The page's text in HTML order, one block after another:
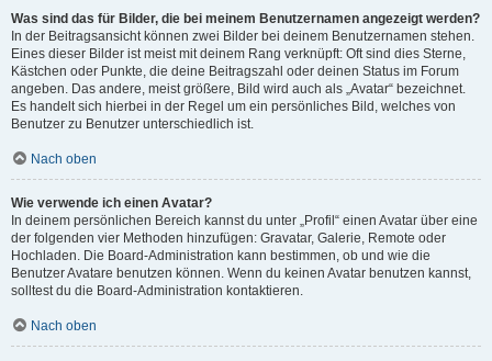
Was sind das für Bilder, die bei meinem Benutzernamen angezeigt werden?
In der Beitragsansicht können zwei Bilder bei deinem Benutzernamen stehen.
Eines dieser Bilder ist meist mit deinem Rang verknüpft: Oft sind dies Sterne,
Kästchen oder Punkte, die deine Beitragszahl oder deinen Status im Forum
angeben. Das andere, meist größere, Bild wird auch als „Avatar“ bezeichnet.
Es handelt sich hierbei in der Regel um ein persönliches Bild, welches von
Benutzer zu Benutzer unterschiedlich ist.
Nach oben
Wie verwende ich einen Avatar?
In deinem persönlichen Bereich kannst du unter „Profil“ einen Avatar über eine
der folgenden vier Methoden hinzufügen: Gravatar, Galerie, Remote oder
Hochladen. Die Board-Administration kann bestimmen, ob und wie die
Benutzer Avatare benutzen können. Wenn du keinen Avatar benutzen kannst,
solltest du die Board-Administration kontaktieren.
Nach oben